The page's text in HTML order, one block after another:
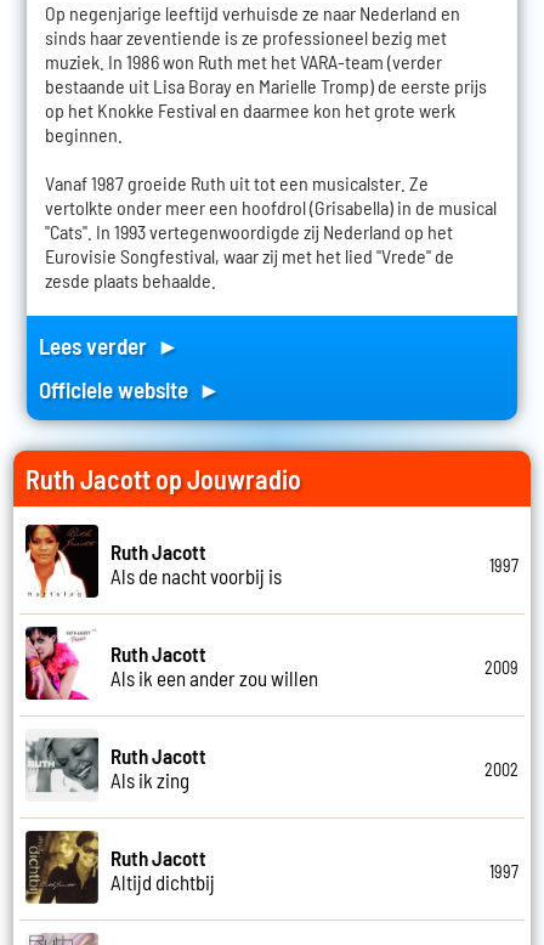
Op negenjarige leeftijd verhuisde ze naar Nederland en
sinds haar zeventiende is ze professioneel bezig met
muziek. In 1986 won Ruth met het VARA-team (verder
bestaande uit Lisa Boray en Marielle Tromp) de eerste prijs
op het Knokke Festival en daarmee kon het grote werk
beginnen.
Vanaf 1987 groeide Ruth uit tot een musicalster. Ze
vertolkte onder meer een hoofdrol (Grisabella) in de musical
"Cats". In 1993 vertegenwoordigde zij Nederland op het
Eurovisie Songfestival, waar zij met het lied "Vrede" de
zesde plaats behaalde.
Lees verder ►
Officiele website ►
Ruth Jacott op Jouwradio
Ruth Jacott
Als de nacht voorbij is
1997
Ruth Jacott
Als ik een ander zou willen
2009
Ruth Jacott
Als ik zing
2002
Ruth Jacott
Altijd dichtbij
1997